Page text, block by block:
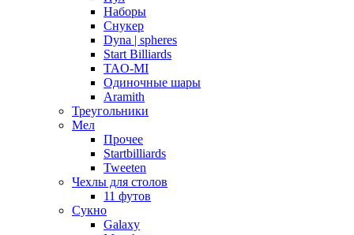
Наборы
Снукер
Dyna | spheres
Start Billiards
TAO-MI
Одиночные шары
Aramith
Треугольники
Мел
Прочее
Startbilliards
Tweeten
Чехлы для столов
11 футов
Сукно
Galaxy